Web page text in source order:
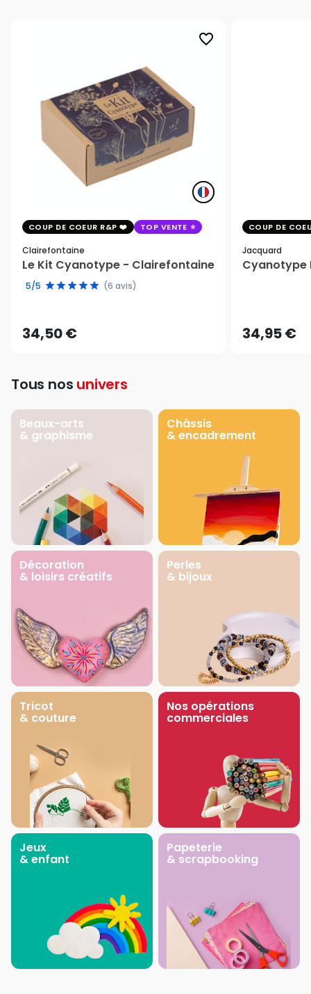
favorite_border
COUP DE COEUR R&P TOP VENTE
Clairefontaine
Le Kit Cyanotype - Clairefontaine
5/5 (6 avis)
34,50 €
COUP DE
Jacquard
Cyanotype
34,95 €
Tous nos univers
Beaux-arts
& graphisme
Châssis
& encadrement
Décoration
& loisirs créatifs
Perles
& bijoux
Tricot
& couture
Nos opérations
commerciales
Jeux
& enfant
Papeterie
& scrapbooking